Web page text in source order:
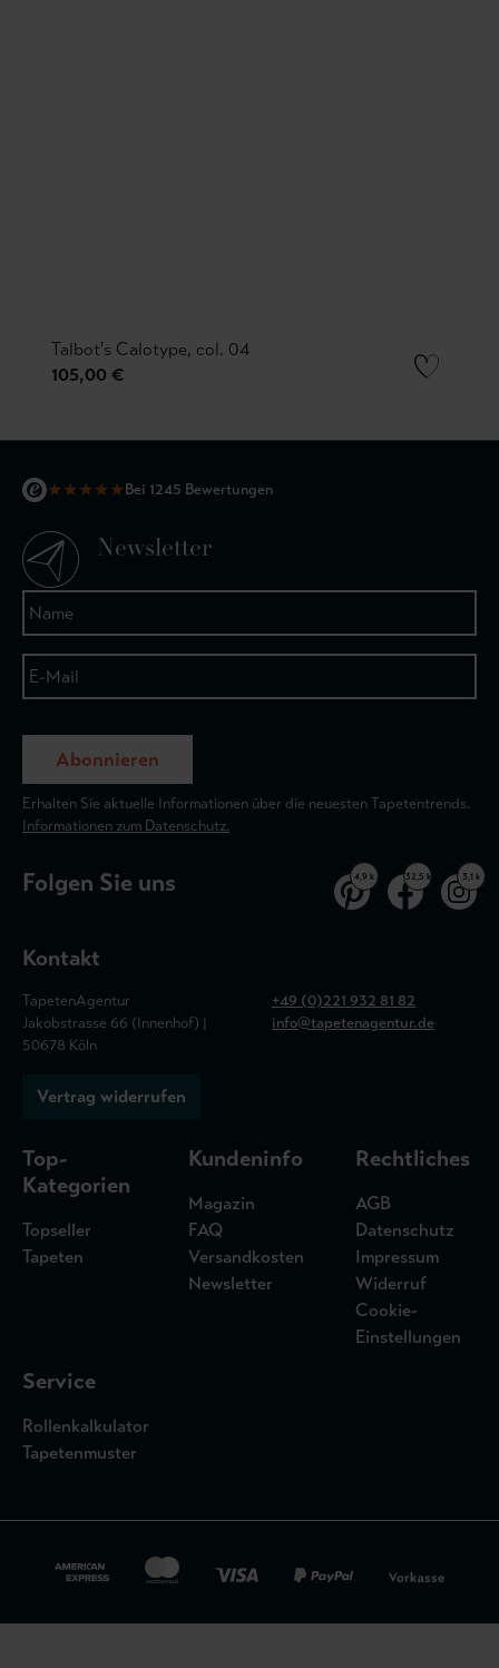
Talbot's Calotype, col. 04
105,00 €
★★★★★Bei 1245 Bewertungen
Newsletter
Abonnieren
Erhalten Sie aktuelle Informationen über die neuesten Tapetentrends.
Informationen zum Datenschutz.
Folgen Sie uns 4,9 k 32,5 k 3,1 k
Kontakt
TapetenAgentur
Jakobstrasse 66 (Innenhof) |
50678 Köln
+49 (0)221 932 81 82
info@tapetenagentur.de
Vertrag widerrufen
Top-
Kategorien
Topseller
Tapeten
Kundeninfo
Magazin
FAQ
Versandkosten
Newsletter
Rechtliches
AGB
Datenschutz
Impressum
Widerruf
Cookie-
Einstellungen
Service
Rollenkalkulator
Tapetenmuster